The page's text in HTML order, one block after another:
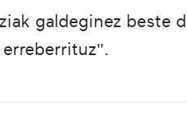
galdeginez beste